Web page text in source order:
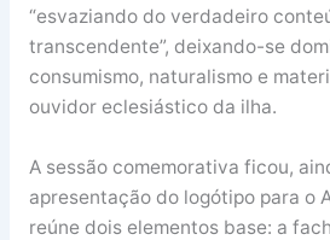
“esvaziando do verdadeiro
transcendente”, deixando-se
consumismo, naturalismo e
ouvidor eclesiástico da ilha.
A sessão comemorativa ficou,
apresentação do logótipo para o
reúne dois elementos base: a